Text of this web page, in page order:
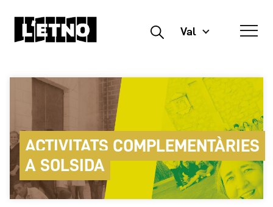
Buscar Val
ACTIVITATS COMPLEMENTÀRIES
A SOLSIDA